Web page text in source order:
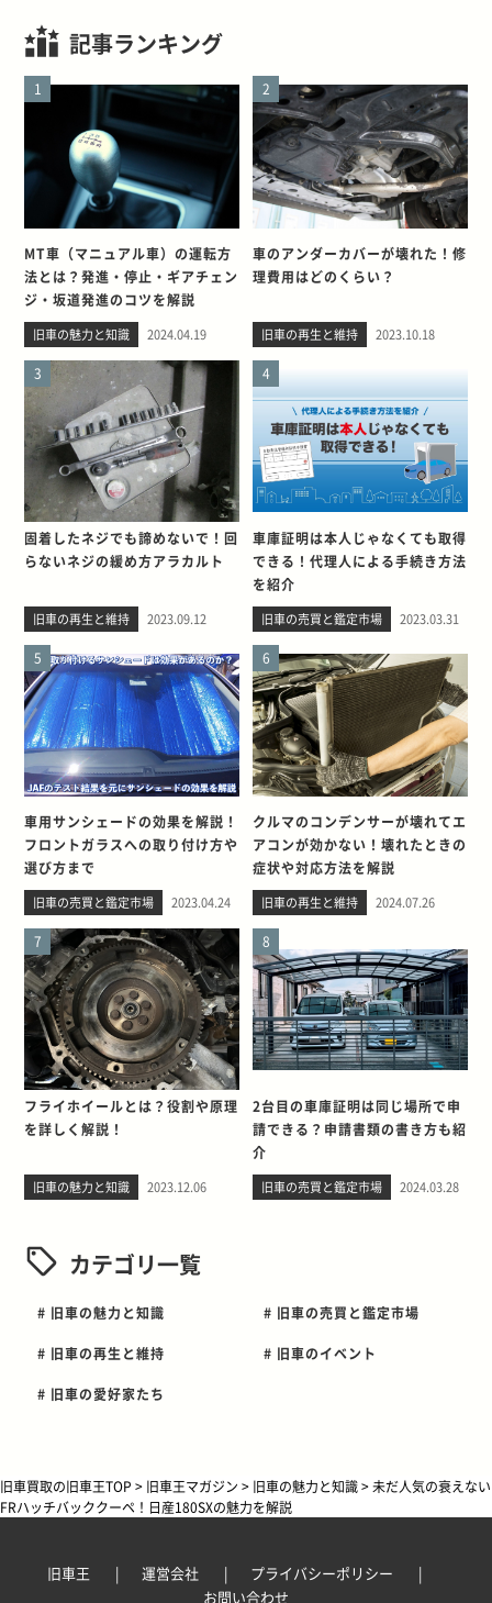
記事ランキング
1
MT車（マニュアル車）の運転方
法とは？発進・停止・ギアチェン
ジ・坂道発進のコツを解説
旧車の魅力と知識 2024.04.19
2
車のアンダーカバーが壊れた！修
理費用はどのくらい？
旧車の再生と維持 2023.10.18
3
固着したネジでも諦めないで！回
らないネジの緩め方アラカルト
旧車の再生と維持 2023.09.12
4
車庫証明は本人じゃなくても取得
できる！代理人による手続き方法
を紹介
旧車の売買と鑑定市場 2023.03.31
5
車用サンシェードの効果を解説！
フロントガラスへの取り付け方や
選び方まで
旧車の売買と鑑定市場 2023.04.24
6
クルマのコンデンサーが壊れてエ
アコンが効かない！壊れたときの
症状や対応方法を解説
旧車の再生と維持 2024.07.26
7
フライホイールとは？役割や原理
を詳しく解説！
旧車の魅力と知識 2023.12.06
8
2台目の車庫証明は同じ場所で申
請できる？申請書類の書き方も紹
介
旧車の売買と鑑定市場 2024.03.28
カテゴリ一覧
# 旧車の魅力と知識 # 旧車の売買と鑑定市場
# 旧車の再生と維持 # 旧車のイベント
# 旧車の愛好家たち
旧車買取の旧車王TOP > 旧車王マガジン > 旧車の魅力と知識>未だ人気の衰えない
FRハッチバッククーペ！日産180SXの魅力を解説
旧車王 運営会社
プライバシーポリシー
お問い合わせ